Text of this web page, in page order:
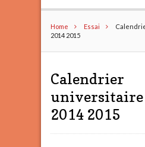
Home Essai
2014 2015
Calendrier
universitaire
2014 2015